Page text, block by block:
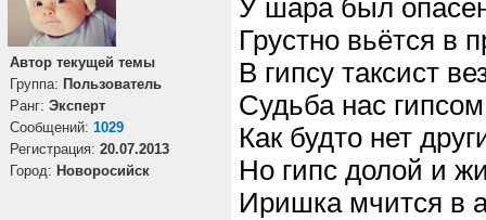
Автор текущей темы
Группа: Пользователь
Ранг: Эксперт
Cообщений: 1029
Регистрация: 20.07.2013
Город: Новоросийск
У шара был
Грустно вьётся в
В гипсу таксист
Судьба нас
Как будто нет
Но гипс долой и
Иришка мчится в